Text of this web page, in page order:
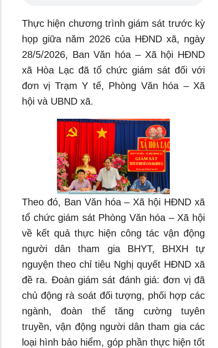
Thực hiện chương trình giám sát trước kỳ
họp giữa năm 2026 của HĐND xã, ngày
28/5/2026, Ban Văn hóa – Xã hội HĐND
xã Hòa Lạc đã tổ chức giám sát đối với
đơn vị Trạm Y tế, Phòng Văn hóa – Xã
hội và UBND xã.
Theo đó, Ban Văn hóa – Xã hội HĐND xã
tổ chức giám sát Phòng Văn hóa – Xã hội
về kết quả thực hiện công tác vận động
người dân tham gia BHYT, BHXH tự
nguyện theo chỉ tiêu Nghị quyết HĐND xã
đề ra. Đoàn giám sát đánh giá: đơn vị đã
chủ động rà soát đối tượng, phối hợp các
ngành, đoàn thể tăng cường tuyên
truyền, vận động người dân tham gia các
loại hình bảo hiểm, góp phần thực hiện tốt